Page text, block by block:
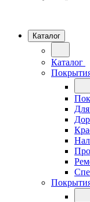
Каталог
Каталог